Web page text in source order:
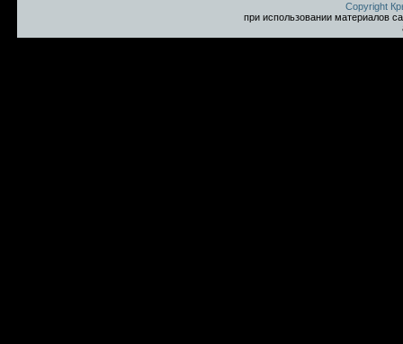
Copyright
при использовании материалов